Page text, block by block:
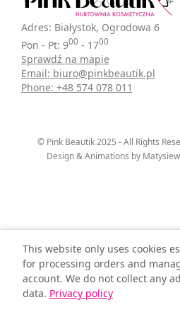
Adres: Białystok, Ogrodowa 6
Pon - Pt: 900 - 1700
Sprawdź na mapie
Email: biuro@pinkbeautik.pl
Phone: +48 574 078 011
© Pink Beautik 2025 - All Rights
Design & Animations by
This website only uses cookies
for processing orders and
account. We do not collect any
data. Privacy policy